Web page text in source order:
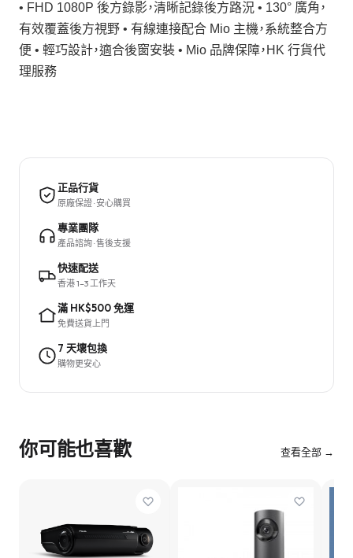
• FHD 1080P 後方錄影，清晰記錄後方路況 • 130° 廣角，
有效覆蓋後方視野 • 有線連接配合 Mio 主機，系統整合方
便 • 輕巧設計，適合後窗安裝 • Mio 品牌保障，HK 行貨代
理服務
正品行貨
原廠保證 · 安心購買
專業團隊
產品諮詢 · 售後支援
快速配送
香港 1–3 工作天
滿 HK$500 免運
免費送貨上門
7 天壞包換
購物更安心
你可能也喜歡 查看全部 →